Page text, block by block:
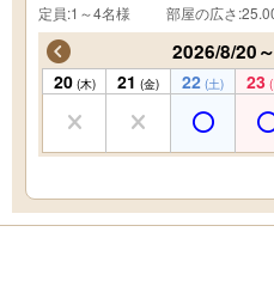
定員:1～4名様 部屋の広さ
2026/8/20
20 (木) 21 (金) 22 (土) 23